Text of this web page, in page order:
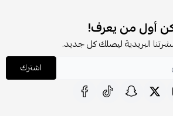
أول من يعرف!
البريدية ليصلك كل جديد.
اشترك